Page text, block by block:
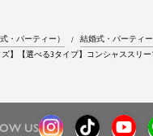
・パーティー） 結婚式・パーティ
ズ】【選べる3タイプ】コンシャススリ
US